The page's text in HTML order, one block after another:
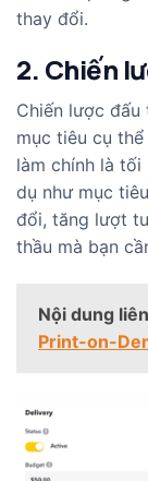
thay đổi.
2. Chiến
Chiến lược đấu
mục tiêu cụ
làm chính là
dụ như mục
đổi, tăng lượt
thầu mà bạn
Nội dung
Print-on-